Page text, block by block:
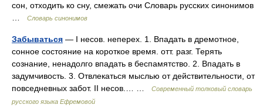
сон, отходить ко сну, смежать очи Словарь русских синонимов
Словарь синонимов
Забываться — I несов. неперех. 1. Впадать в дремотное,
сонное состояние на короткое время. отт. разг. Терять
сознание, ненадолго впадать в беспамятство. 2. Впадать в
задумчивость. 3. Отвлекаться мыслью от действительности, от
повседневных забот. II несов.… …
Современный толковый словарь
русского языка Ефремовой